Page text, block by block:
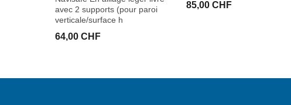
avec 2 supports (pour paroi
verticale/surface h
64,00 CHF
85,00 CHF